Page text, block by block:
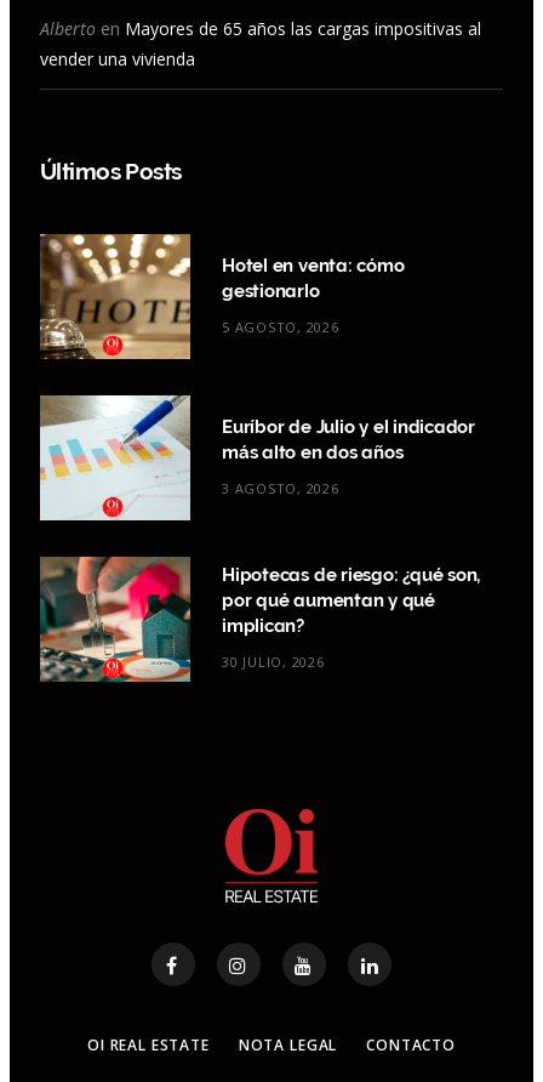
Alberto en Mayores de 65 años las cargas impositivas al
vender una vivienda
Últimos Posts
Hotel en venta: cómo
gestionarlo
5 AGOSTO, 2026
Euríbor de Julio y el indicador
más alto en dos años
3 AGOSTO, 2026
Hipotecas de riesgo: ¿qué son,
por qué aumentan y qué
implican?
30 JULIO, 2026
OI REAL ESTATE NOTA LEGAL CONTACTO